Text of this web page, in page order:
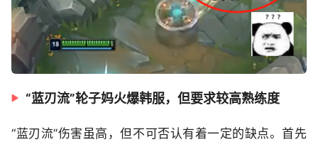
“蓝刃流”轮子妈火爆韩服，但要求较高熟练度
“蓝刃流”伤害虽高，但不可否认有着一定的缺点。首先